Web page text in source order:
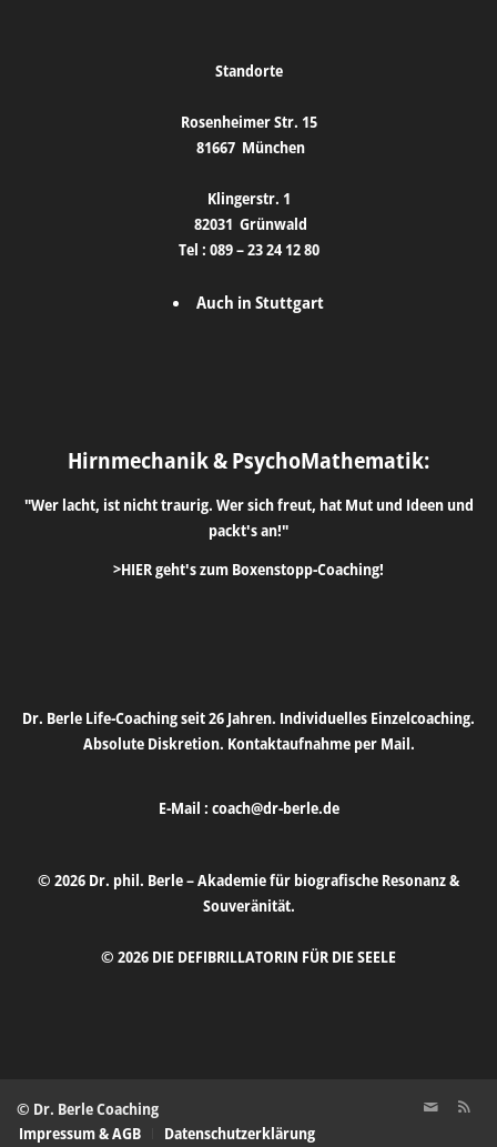
Standorte
Rosenheimer Str. 15
81667 München
Klingerstr. 1
82031 Grünwald
Tel : 089 – 23 24 12 80
Auch in Stuttgart
Hirnmechanik & PsychoMathematik:
"Wer lacht, ist nicht traurig. Wer sich freut, hat Mut und Ideen und
packt's an!"
>HIER geht's zum Boxenstopp-Coaching!
Dr. Berle Life-Coaching seit 26 Jahren. Individuelles Einzelcoaching.
Absolute Diskretion. Kontaktaufnahme per Mail.
E-Mail : coach@dr-berle.de
© 2026 Dr. phil. Berle – Akademie für biografische Resonanz &
Souveränität.
© 2026 DIE DEFIBRILLATORIN FÜR DIE SEELE
© Dr. Berle Coaching
Impressum & AGB
Datenschutzerklärung